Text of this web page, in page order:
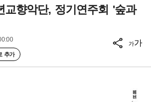
교향악단, 정기연주회 '숲과
추가
가가